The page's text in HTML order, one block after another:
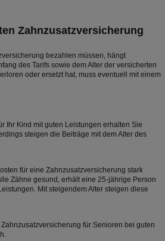
Zahnzusatzversicherung
bezahlen müssen, hängt
des Tarifs sowie dem Alter der versicherten
oder ersetzt hat, muss eventuell mit einem
Ihr Kind mit guten Leistungen erhalten Sie
steigen die Beiträge mit dem Alter des
für eine Zahnzusatzversicherung stark
Zähne gesund, erhält eine 25-jährige Person
Mit steigendem Alter steigen diese
für Senioren bei guten